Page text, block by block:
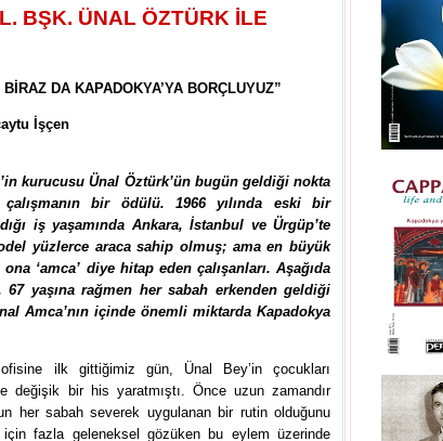
BŞK. ÜNAL ÖZTÜRK İLE
BİRAZ DA KAPADOKYA’YA BORÇLUYUZ”
İşçen
kurucusu Ünal Öztürk’ün bugün geldiği nokta
bir ödülü. 1966 yılında eski bir
iş yaşamında Ankara, İstanbul ve Ürgüp’te
yüzlerce araca sahip olmuş; ama en büyük
‘amca’ diye hitap eden çalışanları. Aşağıda
67 yaşına rağmen her sabah erkenden geldiği
Amca’nın içinde önemli miktarda Kapadokya
ofisine ilk gittiğimiz gün, Ünal Bey’in çocukları
değişik bir his yaratmıştı. Önce uzun zamandır
her sabah severek uygulanan bir rutin olduğunu
fazla geleneksel gözüken bu eylem üzerinde